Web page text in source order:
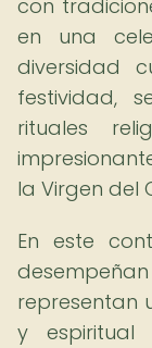
con
en una
diversidad
festividad,
rituales
la Virgen del
En este
representan
y